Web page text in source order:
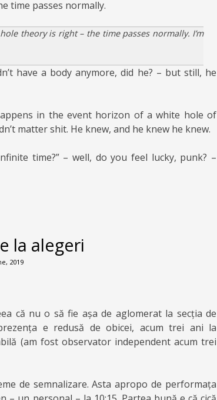
time passes normally.
theory is right – the time passes normally. I’m
have a body anymore, did he? – but still, he
in the event horizon of a white hole of
matter shit. He knew, and he knew he knew.
time?” – well, do you feel lucky, punk? –
la alegeri
2019
că nu o să fie așa de aglomerat la secția de
e redusă de obicei, acum trei ani la
(am fost observator independent acum trei
de semnalizare. Asta apropo de performața